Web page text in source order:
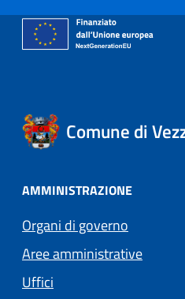
Comune di
AMMINISTRAZIONE
Organi di governo
Aree amministrative
Uffici